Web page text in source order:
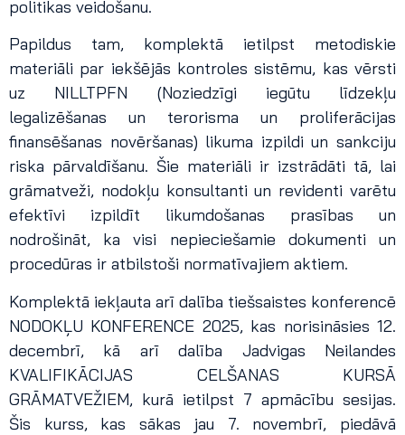
politikas veidošanu.
Papildus tam, komplektā ietilpst metodiskie
materiāli par iekšējās kontroles sistēmu, kas vērsti
uz NILLTPFN (Noziedzīgi iegūtu līdzekļu
legalizēšanas un terorisma un proliferācijas
finansēšanas novēršanas) likuma izpildi un sankciju
riska pārvaldīšanu. Šie materiāli ir izstrādāti tā, lai
grāmatveži, nodokļu konsultanti un revidenti varētu
efektīvi izpildīt likumdošanas prasības un
nodrošināt, ka visi nepieciešamie dokumenti un
procedūras ir atbilstoši normatīvajiem aktiem.
Komplektā iekļauta arī dalība tiešsaistes konferencē
NODOKĻU KONFERENCE 2025, kas norisināsies 12.
decembrī, kā arī dalība Jadvigas Neilandes
KVALIFIKĀCIJAS CELŠANAS KURSĀ
GRĀMATVEŽIEM, kurā ietilpst 7 apmācību sesijas.
Šis kurss, kas sākas jau 7. novembrī, piedāvā